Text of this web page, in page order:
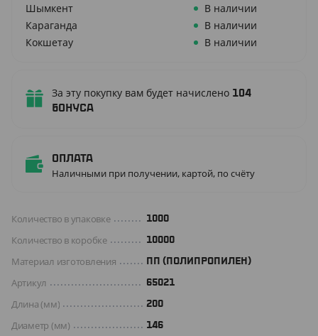
Шымкент
В наличии
Караганда
В наличии
Кокшетау
В наличии
За эту покупку вам будет начислено 104
бонуса
Оплата
Наличными при получении, картой, по счёту
Количество в упаковке 1000
Количество в коробке 10000
Материал изготовления ПП (ПОЛИПРОПИЛЕН)
Артикул 65021
Длина (мм) 200
Диаметр (мм) 146